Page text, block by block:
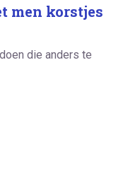
men korstjes
die anders te